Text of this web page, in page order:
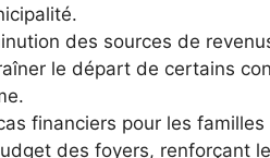
des sources de
le départ de certains
financiers pour les
des foyers, renforçant